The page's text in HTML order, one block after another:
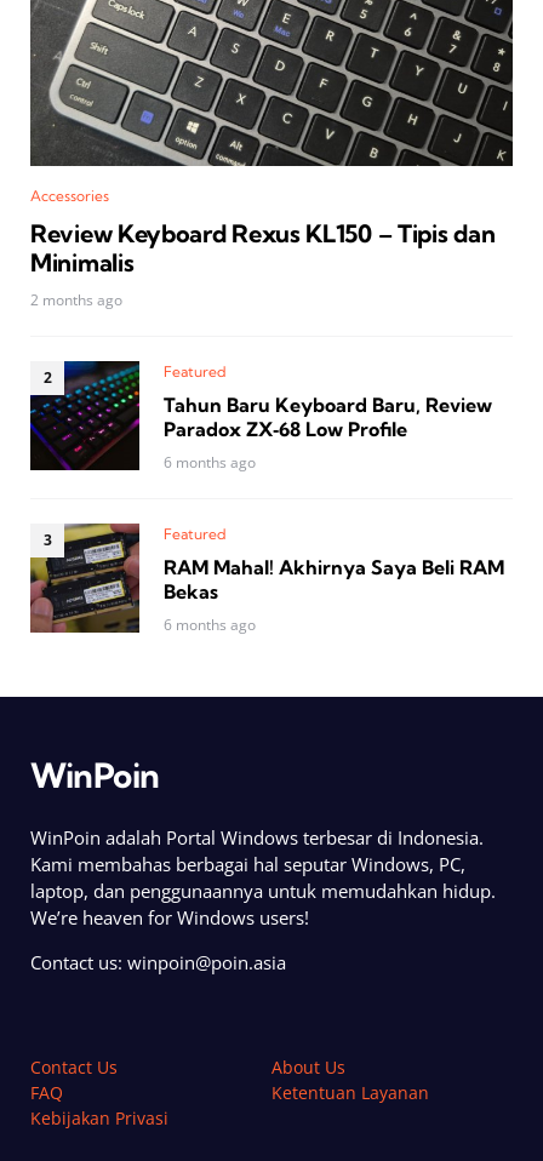
Accessories
Review Keyboard Rexus KL150 – Tipis dan
Minimalis
2 months ago
Featured
Tahun Baru Keyboard Baru, Review
Paradox ZX‑68 Low Profile
6 months ago
Featured
RAM Mahal! Akhirnya Saya Beli RAM
Bekas
6 months ago
WinPoin
WinPoin adalah Portal Windows terbesar di Indonesia.
Kami membahas berbagai hal seputar Windows, PC,
laptop, dan penggunaannya untuk memudahkan hidup.
We’re heaven for Windows users!
Contact us: winpoin@poin.asia
Contact Us
About Us
FAQ
Ketentuan Layanan
Kebijakan Privasi